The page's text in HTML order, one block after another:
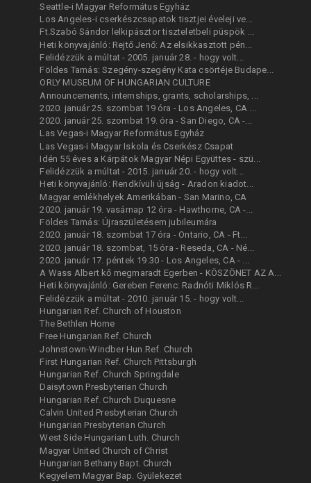
Seattle-i Magyar Református Egyház
Los Angeles-i cserkészcsapatok tisztjei éveleji ve...
Ft.Szabó Sándor lelkipásztor tiszteletbeli püspök ...
Heti könyvajánló: Rejtő Jenő: Az elsikkasztott pén...
Felidézzük a múltat - 2005. január 28. - hogy volt...
Földes Tamás: Szegény-szegény Kata csörtéje Budape...
ORLY MUSEUM OF HUNGARIAN CULTURE
Announcements, internships, grants, scholarships, ...
2020. január 25. szombat 19 óra - Los Angeles, CA ...
2020. január 25. szombat 19. óra - San Diego, CA -...
Las Vegas-i Magyar Református Egyház
Las Vegas-i Magyar Iskola és Cserkész Csapat
Idén 55 éves a Kárpátok Magyar Népi Együttes - szü...
Felidézzük a múltat - 2015. január 20. - hogy volt...
Heti könyvajánló: Rendkívüli újság - Aradon kiadot...
Magyar emlékhelyek Amerikában - San Marino, CA
2020. január 19. vasárnap 12 óra - Hawthorne, CA -...
Földes Tamás: Újraszületésem jubileumára
2020. január 18. szombat 17 óra - Ontario, CA - Ft...
2020. január 18. szombat, 15 óra - Reseda, CA - Né...
2020. január 17. péntek 19.30 - Los Angeles, CA - ...
A Wass Albert kő megmaradt Egerben - KÖSZÖNET AZ A...
Heti könyvajánló: Gereben Ferenc: Radnóti Miklós R...
Felidézzük a múltat - 2010. január 15. - hogy volt...
Hungarian Ref. Church of Houston
The Bethlen Home
Free Hungarian Ref. Church
Johnstown-Windber Hun.Ref. Church
First Hungarian Ref. Church Pittsburgh
Hungarian Ref. Church Springdale
Daisytown Presbyterian Church
Hungarian Ref. Church Duquesne
Calvin United Presbyterian Church
Hungarian Presbyterian Church
West Side Hungarian Luth. Church
Magyar United Church of Christ
Hungarian Bethany Bapt. Church
Kegyelem Magyar Bap. Gyülekezet